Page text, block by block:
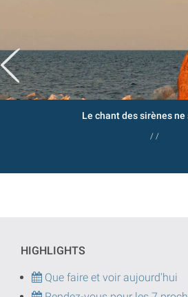
Le chant des sirènes
/ /
HIGHLIGHTS
Que faire et voir aujourd'hui